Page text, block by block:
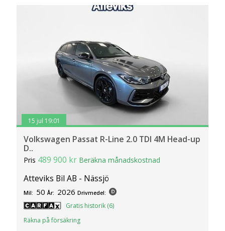
15 jul 19:01
Volkswagen Passat R-Line 2.0 TDI 4M Head-up
D..
Pris 489 900 kr Beräkna månadskostnad
Atteviks Bil AB - Nässjö
Mil: 50 År: 2026 Drivmedel:
Gratis historik (6)
Räkna på försäkring